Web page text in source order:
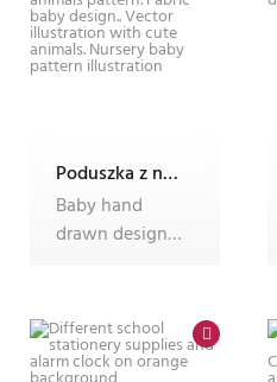
Poduszka z nadrukiem Dec'n'Roll, ze zdjęciem, foto poduszka
Baby hand
drawn design
Baby ani